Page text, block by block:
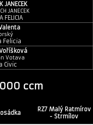
JANECEK
JANECEK
FELICIA
Felicia
Votava
Civic
ccm
RZ7 Malý Ratmírov
- Strmílov